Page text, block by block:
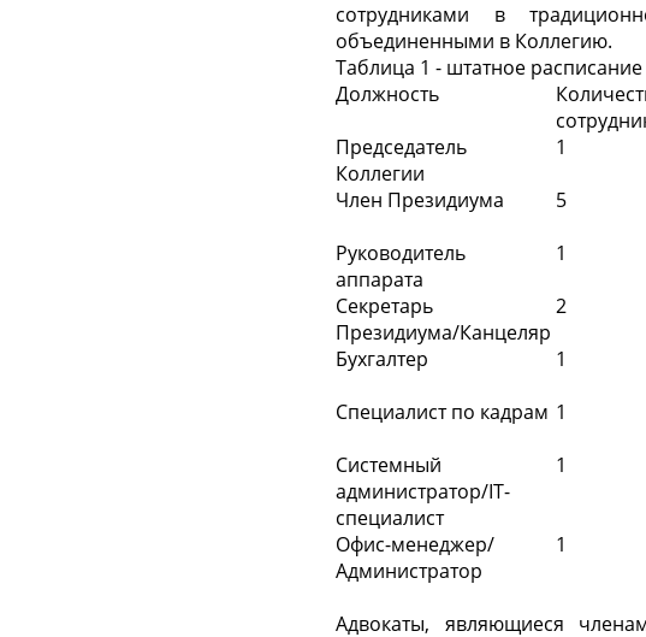
сотрудниками в
объединенными в Коллегию.
Таблица 1 - штатное
Должность
Председатель
Коллегии
1
Член Президиума
5
Руководитель
аппарата
1
Секретарь
Президиума/Канцеляр
2
Бухгалтер
1
Специалист по кадрам 1
Системный
администратор/IT-
специалист
1
Офис-менеджер/
Администратор
1
Адвокаты, являющиеся